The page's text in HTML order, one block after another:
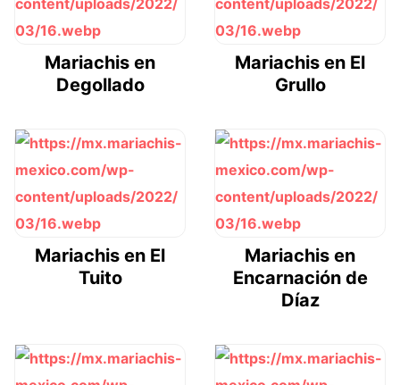
Mariachis en
Degollado
Mariachis en El
Grullo
Mariachis en El
Tuito
Mariachis en
Encarnación de
Díaz